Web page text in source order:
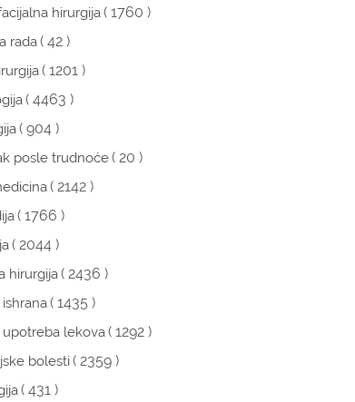
hirurgija( 1760 )
rada( 42 )
( 1201 )
( 4463 )
( 904 )
posle trudnoće( 20 )
( 2142 )
( 1766 )
( 2044 )
hirurgija( 2436 )
( 1435 )
upotreba lekova( 1292 )
bolesti( 2359 )
( 431 )